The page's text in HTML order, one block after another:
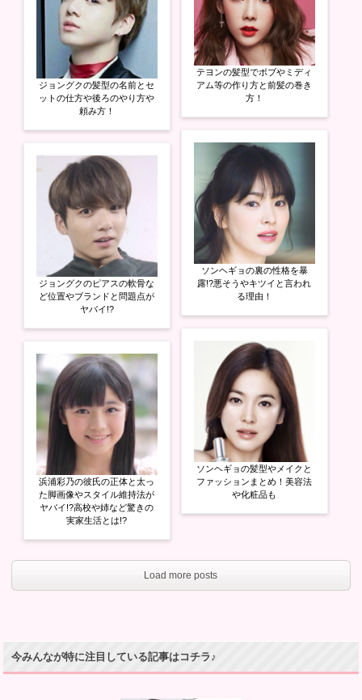
ジョングクの髪型の名前とセ
ットの仕方や後ろのやり方や
頼み方！
ジョングクのピアスの軟骨な
ど位置やブランドと問題点が
ヤバイ!?
浜浦彩乃の彼氏の正体と太っ
た脚画像やスタイル維持法が
ヤバイ!?高校や姉など驚きの
実家生活とは!?
テヨンの髪型でボブやミディ
アム等の作り方と前髪の巻き
方！
ソンヘギョの裏の性格を暴
露!?悪そうやキツイと言われ
る理由！
ソンヘギョの髪型やメイクと
ファッションまとめ！美容法
や化粧品も
Load more posts
今みんなが特に注目している記事はコチラ♪